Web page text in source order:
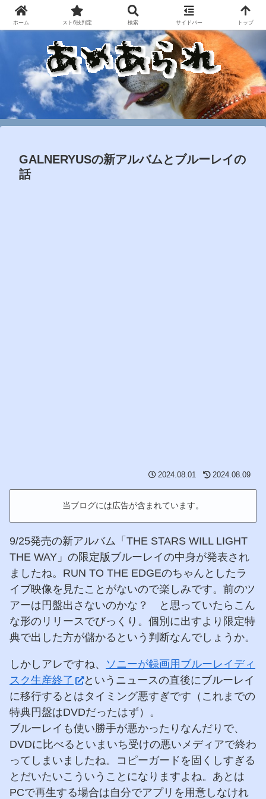
GALNERYUSの新アルバムとブルーレイの
話
2024.08.01 2024.08.09
当ブログには広告が含まれています。
9/25発売の新アルバム「THE STARS WILL LIGHT
THE WAY」の限定版ブルーレイの中身が発表され
ましたね。RUN TO THE EDGEのちゃんとしたラ
イブ映像を見たことがないので楽しみです。前のツ
アーは円盤出さないのかな？ と思っていたらこん
な形のリリースでびっくり。個別に出すより限定特
典で出した方が儲かるという判断なんでしょうか。
しかしアレですね、 ソニーが録画用ブルーレイディ
スク生産終了
というニュースの直後にブルーレイ
に移行するとはタイミング悪すぎです（これまでの
特典円盤はDVDだったはず）。
ブルーレイも使い勝手が悪かったりなんだりで、
DVDに比べるといまいち受けの悪いメディアで終わ
ってしまいましたね。コピーガードを固くしすぎる
とだいたいこういうことになりますよね。あとは
PCで再生する場合は自分でアプリを用意しなけれ
ホーム スト6技判定 検索 サイドバー トップ